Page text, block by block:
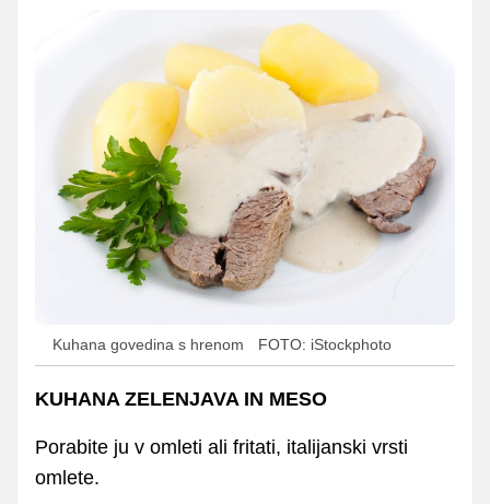
Kuhana govedina s hrenom FOTO: iStockphoto
KUHANA ZELENJAVA IN MESO
Porabite ju v omleti ali fritati, italijanski vrsti
omlete.